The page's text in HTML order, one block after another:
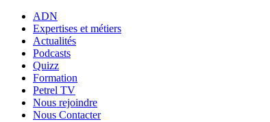
ADN
Expertises et métiers
Actualités
Podcasts
Quizz
Formation
Petrel TV
Nous rejoindre
Nous Contacter